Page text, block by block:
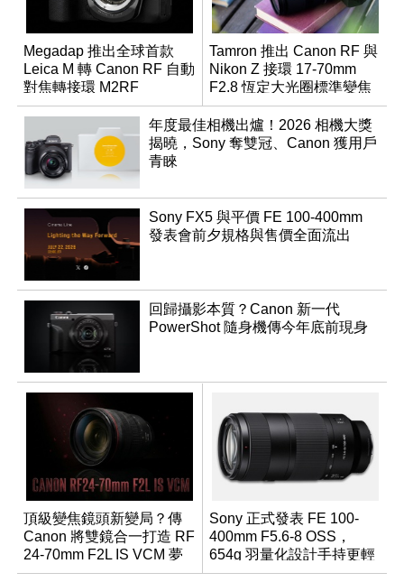
Megadap 推出全球首款
Leica M 轉 Canon RF 自動
對焦轉接環 M2RF
Tamron 推出 Canon RF 與
Nikon Z 接環 17-70mm
F2.8 恆定大光圈標準變焦
鏡
年度最佳相機出爐！2026 相機大獎
揭曉，Sony 奪雙冠、Canon 獲用戶
青睞
Sony FX5 與平價 FE 100-400mm
發表會前夕規格與售價全面流出
回歸攝影本質？Canon 新一代
PowerShot 隨身機傳今年底前現身
頂級變焦鏡頭新變局？傳
Canon 將雙鏡合一打造 RF
24-70mm F2L IS VCM 夢
幻規格
Sony 正式發表 FE 100-
400mm F5.6-8 OSS，
654g 羽量化設計手持更輕
鬆